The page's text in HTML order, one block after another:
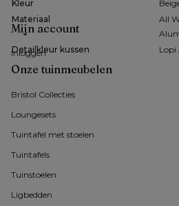
Kleur
Materiaal
All
Detailkleur kussen
Lopi
Onze tuinmeubelen
Bristol Collecties
Loungesets
Tuintafel met stoelen
Tuintafels
Tuinstoelen
Ligbedden
Mijn account
Inloggen